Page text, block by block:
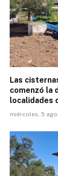
Las
comenzó la
localidades
miércoles, 5